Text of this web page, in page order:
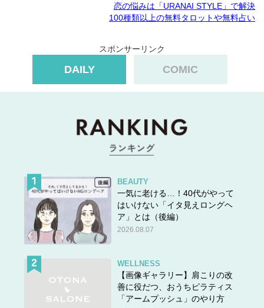
恋の悩みは「URANAI STYLE」で解決
100種類以上の無料タロットや無料占い
スポンサーリンク
DAILY COMIC
BEAUTY
一気に老ける…！40代がやって
はいけない「イタ見えロングヘ
ア」とは（後編）
2026.08.07
WELLNESS
【画像ギャラリー】肩こりの改
善に役だつ、おうちピラティス
「アームプッシュ」のやり方